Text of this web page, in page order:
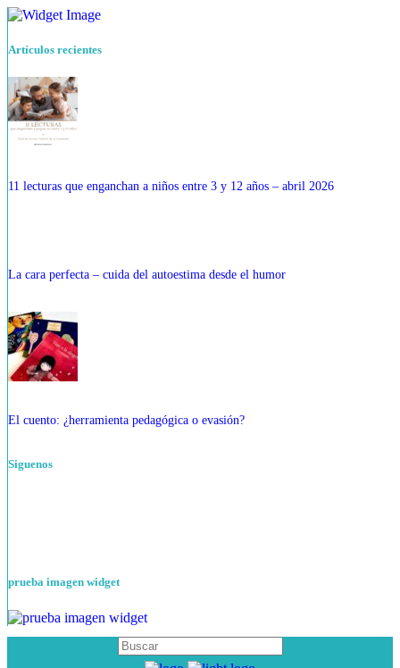
Artículos recientes
11 lecturas que enganchan a niños entre 3 y 12 años – abril 2026
La cara perfecta – cuida del autoestima desde el humor
El cuento: ¿herramienta pedagógica o evasión?
Siguenos
prueba imagen widget